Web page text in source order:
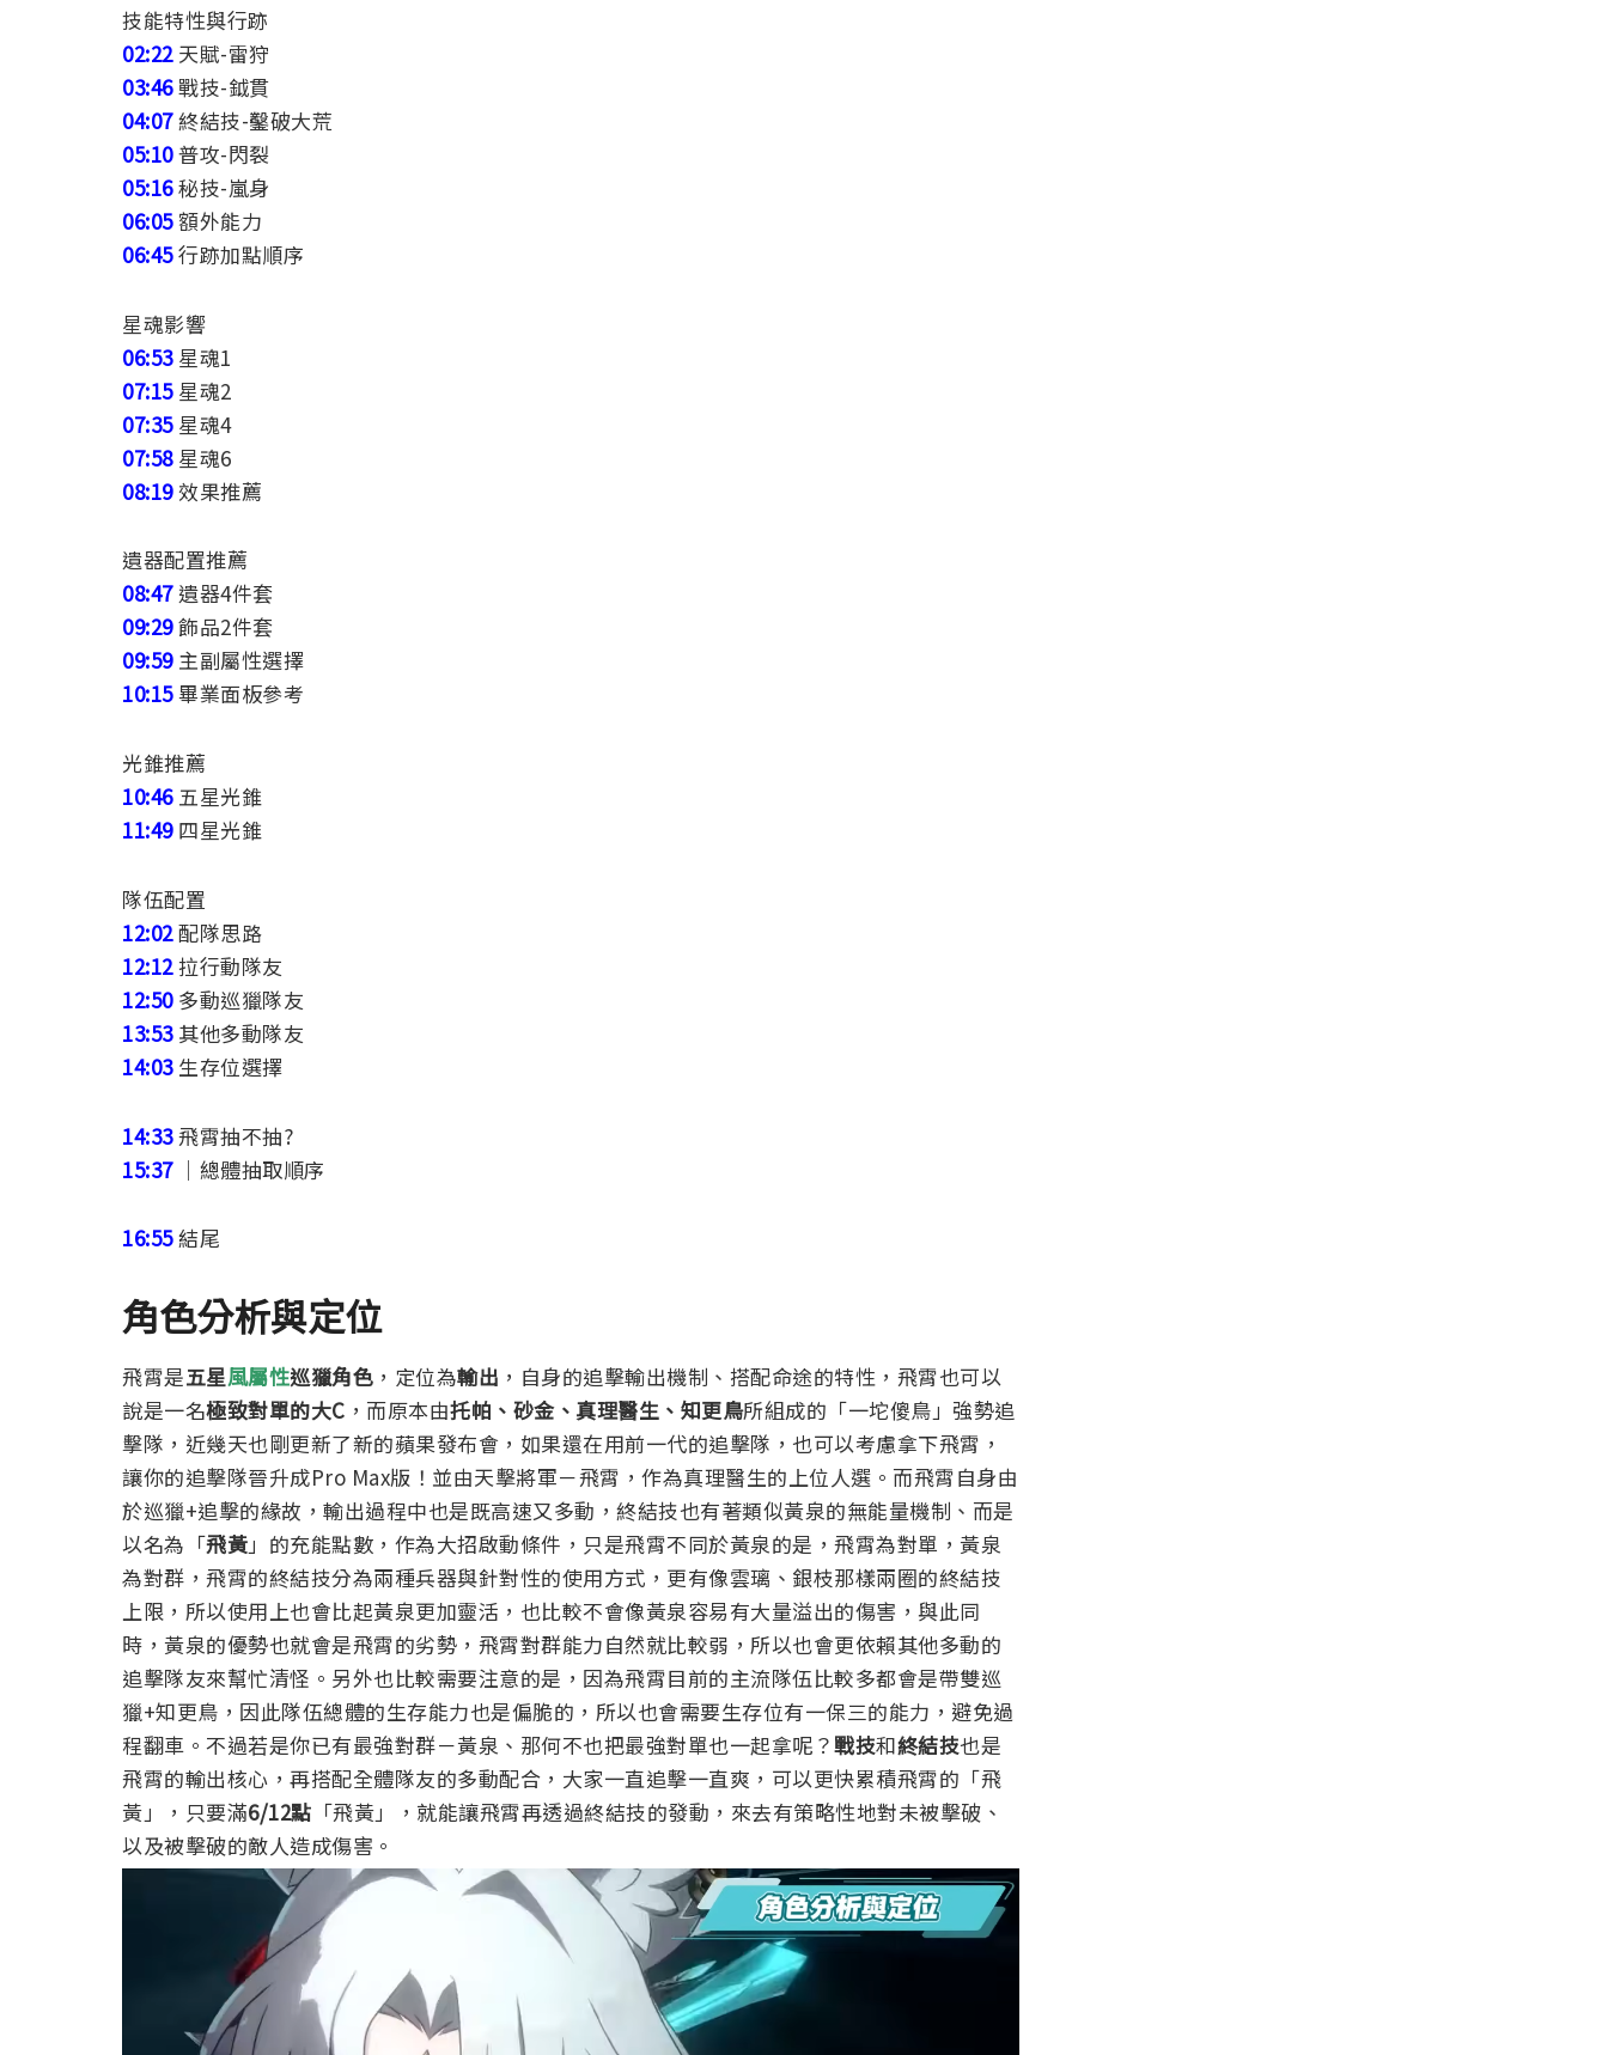
技能特性與行跡
02:22 天賦-雷狩
03:46戰技-鉞貫
04:07終結技-鑿破大荒
05:10普攻-閃裂
05:16秘技-嵐身
06:05額外能力
06:45行跡加點順序
星魂影響
06:53 星魂1
07:15 星魂2
07:35 星魂4
07:58 星魂6
08:19效果推薦
遺器配置推薦
08:47遺器4件套
09:29飾品2件套
09:59主副屬性選擇
10:15畢業面板參考
光錐推薦
10:46五星光錐
11:49 四星光錐
隊伍配置
12:02配隊思路
12:12拉行動隊友
12:50多動巡獵隊友
13:53其他多動隊友
14:03 生存位選擇
14:33飛霄抽不抽?
15:37 ｜總體抽取順序
16:55結尾
角色分析與定位
飛霄是五星風屬性巡獵角色 ，定位為輸出 ，自身的追擊輸出機制、搭配命途的特性，飛霄也可以
說是一名極致對單的大C ，而原本由托帕、砂金、真理醫生、知更鳥所組成的「一坨傻鳥」強勢追
擊隊，近幾天也剛更新了新的蘋果發布會，如果還在用前一代的追擊隊，也可以考慮拿下飛霄，
讓你的追擊隊晉升成Pro Max版！並由天擊將軍－飛霄，作為真理醫生的上位人選。 而飛霄自身由
於巡獵+追擊的緣故，輸出過程中也是既高速又多動，終結技也有著類似黃泉的無能量機制、而是
以名為「飛黃」的充能點數，作為大招啟動條件，只是飛霄不同於黃泉的是，飛霄為對單，黃泉
為對群，飛霄的終結技分為兩種兵器與針對性的使用方式，更有像雲璃、銀枝那樣兩圈的終結技
上限，所以使用上也會比起黃泉更加靈活，也比較不會像黃泉容易有大量溢出的傷害，與此同
時，黃泉的優勢也就會是飛霄的劣勢，飛霄對群能力自然就比較弱，所以也會更依賴其他多動的
追擊隊友來幫忙清怪。另外也比較需要注意的是，因為飛霄目前的主流隊伍比較多都會是帶雙巡
獵+知更鳥，因此隊伍總體的生存能力也是偏脆的，所以也會需要生存位有一保三的能力，避免過
程翻車。不過若是你已有最強對群－黃泉、那何不也把最強對單也一起拿呢？戰技和終結技也是
飛霄的輸出核心，再搭配全體隊友的多動配合，大家一直追擊一直爽，可以更快累積飛霄的「飛
黃」，只要滿6/12點 「飛黃」，就能讓飛霄再透過終結技的發動，來去有策略性地對未被擊破、
以及被擊破的敵人造成傷害。